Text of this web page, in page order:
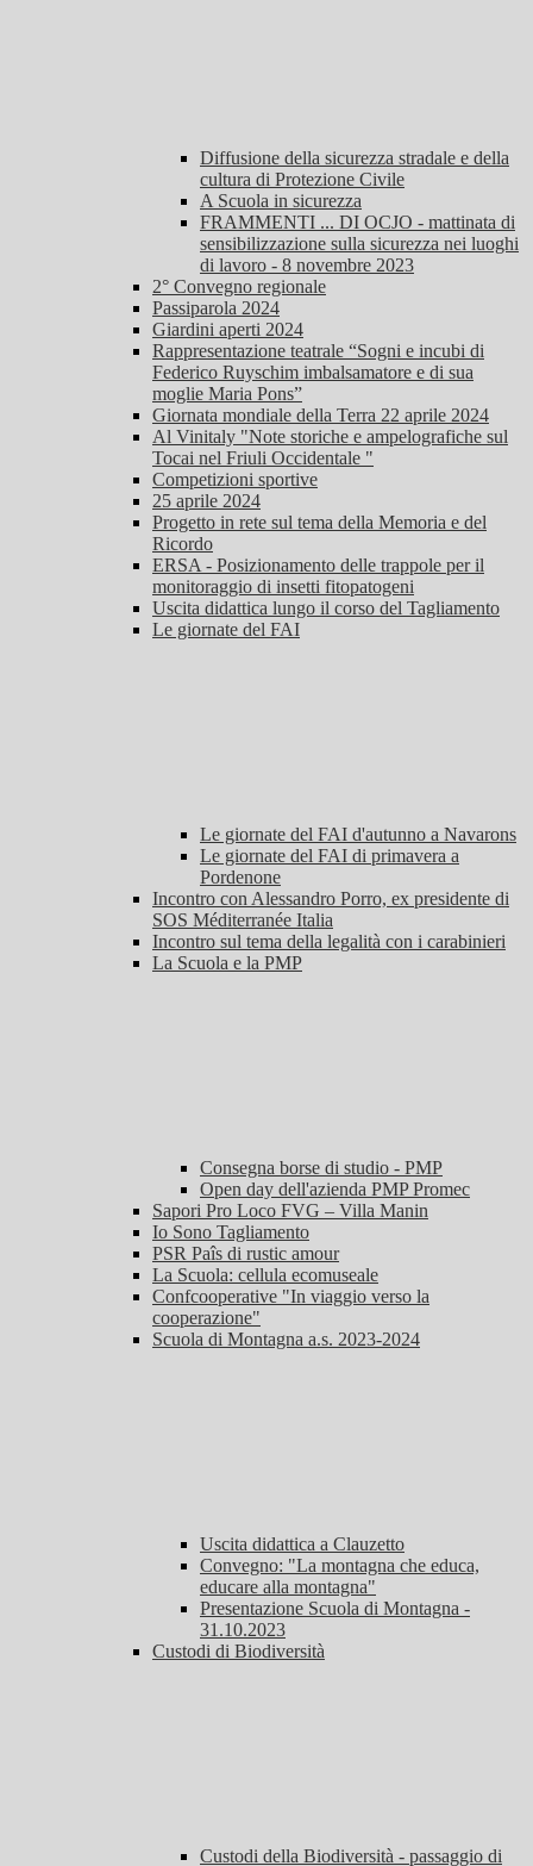
Diffusione della sicurezza stradale e della
cultura di Protezione Civile
A Scuola in sicurezza
FRAMMENTI ... DI OCJO - mattinata di
sensibilizzazione sulla sicurezza nei luoghi
di lavoro - 8 novembre 2023
2° Convegno regionale
Passiparola 2024
Giardini aperti 2024
Rappresentazione teatrale “Sogni e incubi di
Federico Ruyschim imbalsamatore e di sua
moglie Maria Pons”
Giornata mondiale della Terra 22 aprile 2024
Al Vinitaly "Note storiche e ampelografiche sul
Tocai nel Friuli Occidentale "
Competizioni sportive
25 aprile 2024
Progetto in rete sul tema della Memoria e del
Ricordo
ERSA - Posizionamento delle trappole per il
monitoraggio di insetti fitopatogeni
Uscita didattica lungo il corso del Tagliamento
Le giornate del FAI
Le giornate del FAI d'autunno a Navarons
Le giornate del FAI di primavera a
Pordenone
Incontro con Alessandro Porro, ex presidente di
SOS Méditerranée Italia
Incontro sul tema della legalità con i carabinieri
La Scuola e la PMP
Consegna borse di studio - PMP
Open day dell'azienda PMP Promec
Sapori Pro Loco FVG – Villa Manin
Io Sono Tagliamento
PSR Paîs di rustic amour
La Scuola: cellula ecomuseale
Confcooperative "In viaggio verso la
cooperazione"
Scuola di Montagna a.s. 2023-2024
Uscita didattica a Clauzetto
Convegno: "La montagna che educa,
educare alla montagna"
Presentazione Scuola di Montagna -
31.10.2023
Custodi di Biodiversità
Custodi della Biodiversità - passaggio di